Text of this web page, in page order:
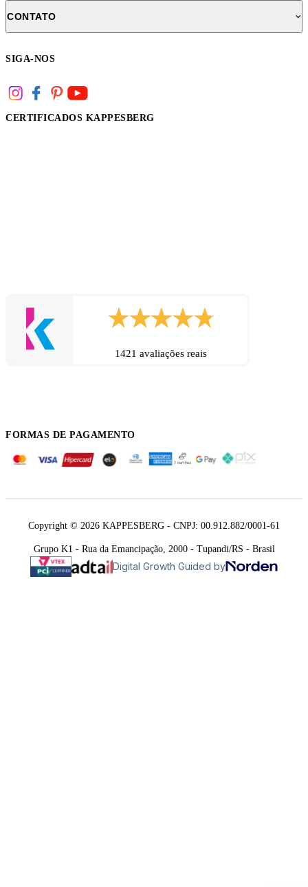
CONTATO
SIGA-NOS
CERTIFICADOS KAPPESBERG
1421 avaliações reais
FORMAS DE PAGAMENTO
Copyright © 2026 KAPPESBERG - CNPJ: 00.912.882/0001-61
Grupo K1 - Rua da Emancipação, 2000 - Tupandi/RS - Brasil
Digital Growth Guided by